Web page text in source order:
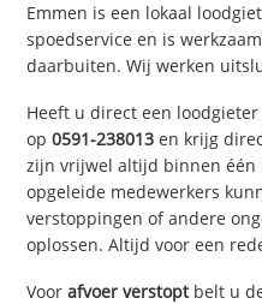
Emmen is een lokaal
spoedservice en is
daarbuiten. Wij werken
Heeft u direct een
op0591-238013 en krijg
zijn vrijwel altijd binnen één
opgeleide medewerkers
verstoppingen of andere
oplossen. Altijd voor een
Voorafvoer verstoptbelt u